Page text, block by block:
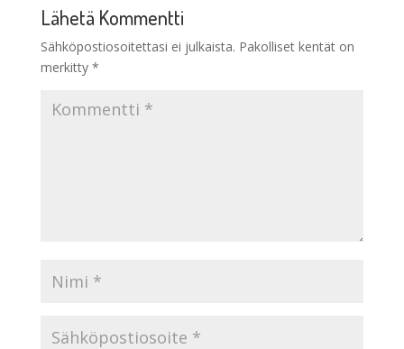
Lähetä Kommentti
Sähköpostiosoitettasi ei julkaista. Pakolliset kentät on
merkitty *